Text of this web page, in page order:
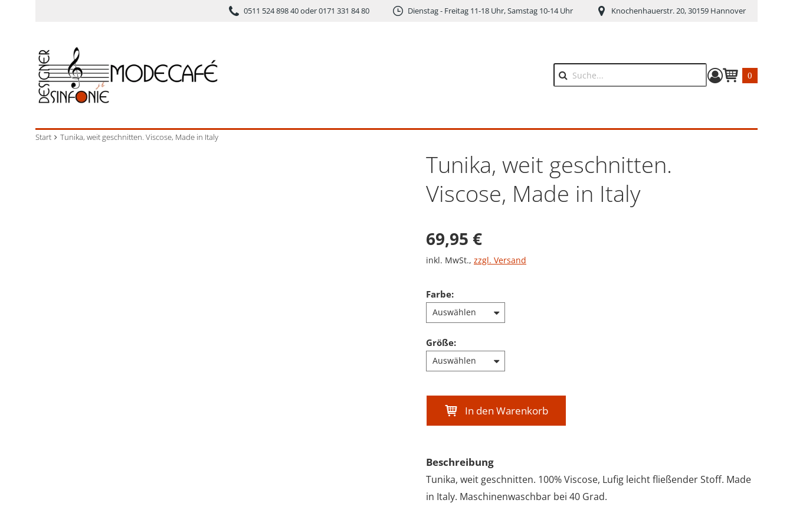
0511 524 898 40 oder 0171 331 84 80 Dienstag - Freitag 11-18 Uhr, Samstag 10-14 Uhr Knochenhauerstr. 20, 30159 Hannover
0
Start Tunika, weit geschnitten. Viscose, Made in Italy
Tunika, weit geschnitten.
Viscose, Made in Italy
Verkaufspreis: 69,95 €
69,95 €
inkl. MwSt., zzgl. Versand
Farbe:
Größe:
In den Warenkorb
Beschreibung
Tunika, weit geschnitten. 100% Viscose, Lufig leicht fließender Stoff. Made
in Italy. Maschinenwaschbar bei 40 Grad.